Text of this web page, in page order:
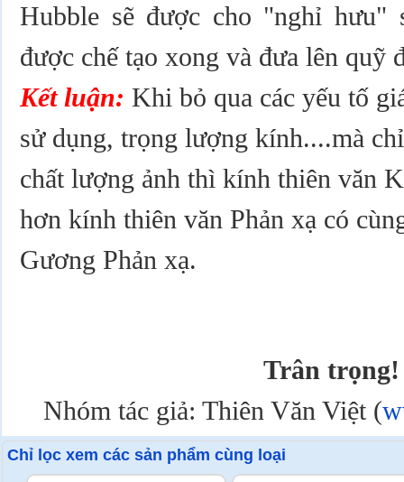
Hubble sẽ được cho "nghỉ hưu"
được chế tạo xong và đưa lên quỹ
Kết luận: Khi bỏ qua các yếu tố
sử dụng, trọng lượng kính....mà
chất lượng ảnh thì kính thiên văn
hơn kính thiên văn Phản xạ có
Gương Phản xạ.
Trân trọng!
Nhóm tác giả: Thiên Văn Việt (
Chỉ lọc xem các sản phẩm cùng loại